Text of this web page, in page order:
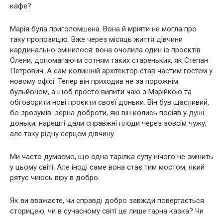
кафе?
Марія була приголомшена. Вона й мріяти не могла про
таку пропозицію. Вже через місяць життя дівчини
кардинально змінилося: вона очолила один із проєктів
Олени, допомагаючи сотням таких стареньких, як Степан
Петрович. А сам колишній архітектор став частим гостем у
новому офісі. Тепер він приходив не за порожнім
бульйоном, а щоб просто випити чаю з Марійкою та
обговорити нові проєкти своєї доньки. Він був щасливий,
бо зрозумів: зерна доброти, які він колись посіяв у душі
доньки, нарешті дали справжні плоди через зовсім чужу,
але таку рідну серцем дівчину.
Ми часто думаємо, що одна тарілка супу нічого не змінить
у цьому світі. Але іноді саме вона стає тим мостом, який
рятує чиюсь віру в добро.
Як ви вважаєте, чи справді добро завжди повертається
сторицею, чи в сучасному світі це лише гарна казка? Чи